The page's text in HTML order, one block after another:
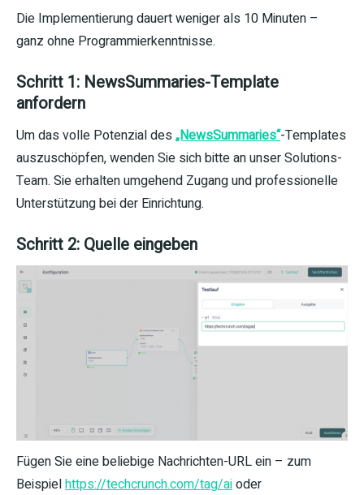
Die Implementierung dauert weniger als 10 Minuten –
ganz ohne Programmierkenntnisse.
Schritt 1: NewsSummaries-Template
anfordern
Um das volle Potenzial des „NewsSummaries“-Templates
auszuschöpfen, wenden Sie sich bitte an unser Solutions-
Team. Sie erhalten umgehend Zugang und professionelle
Unterstützung bei der Einrichtung.
Schritt 2: Quelle eingeben
Fügen Sie eine beliebige Nachrichten-URL ein – zum
Beispielhttps://techcrunch.com/tag/aioder